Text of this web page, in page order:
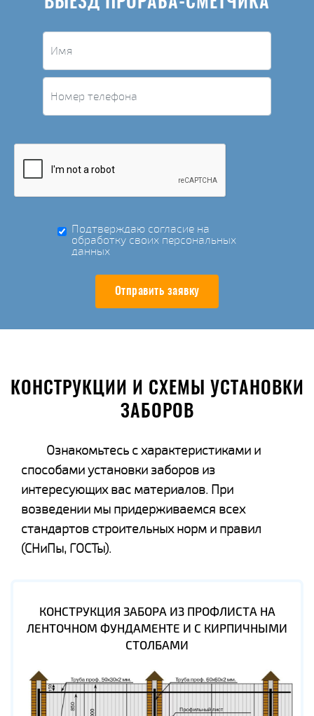
Подтверждаю согласие на
обработку своих персональных
данных
Отправить заявку
КОНСТРУКЦИИ И СХЕМЫ УСТАНОВКИ
ЗАБОРОВ
Ознакомьтесь с характеристиками и
способами установки заборов из
интересующих вас материалов. При
возведении мы придерживаемся всех
стандартов строительных норм и правил
(СНиПы, ГОСТы).
КОНСТРУКЦИЯ ЗАБОРА ИЗ ПРОФЛИСТА НА
ЛЕНТОЧНОМ ФУНДАМЕНТЕ И С КИРПИЧНЫМИ
СТОЛБАМИ